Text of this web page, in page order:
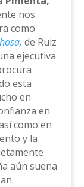
nos
como
de Ruiz
ejecutiva
esta
en
en
como en
y la
aún suena